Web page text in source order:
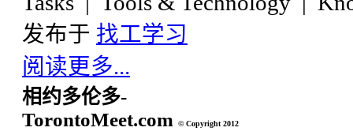
发布于 找工学习
阅读更多...
相约多伦多-
TorontoMeet.com
© Copyright 2012